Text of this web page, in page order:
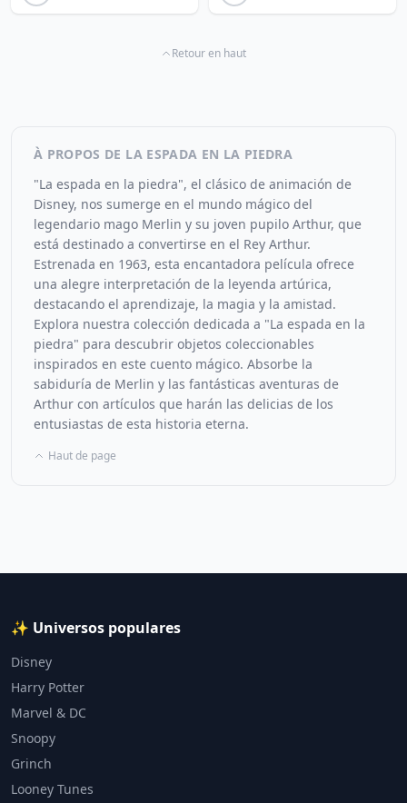
Retour en haut
À PROPOS DE LA ESPADA EN LA PIEDRA
"La espada en la piedra", el clásico de animación de
Disney, nos sumerge en el mundo mágico del
legendario mago Merlin y su joven pupilo Arthur, que
está destinado a convertirse en el Rey Arthur.
Estrenada en 1963, esta encantadora película ofrece
una alegre interpretación de la leyenda artúrica,
destacando el aprendizaje, la magia y la amistad.
Explora nuestra colección dedicada a "La espada en la
piedra" para descubrir objetos coleccionables
inspirados en este cuento mágico. Absorbe la
sabiduría de Merlin y las fantásticas aventuras de
Arthur con artículos que harán las delicias de los
entusiastas de esta historia eterna.
Haut de page
✨ Universos populares
Disney
Harry Potter
Marvel & DC
Snoopy
Grinch
Looney Tunes